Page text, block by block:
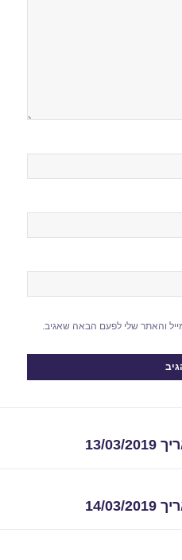
והאתר שלי לפעם הבאה שאגיב.
2019
2019